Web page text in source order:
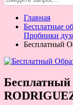
Главная
Бесплатные
Пробники
Бесплатный
Бесплатный